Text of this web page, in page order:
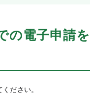
の電子申請を
ださい。